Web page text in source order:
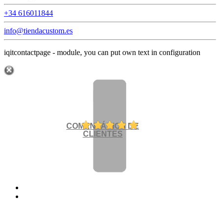
+34 616011844
info@tiendacustom.es
iqitcontactpage - module, you can put own text in configuration
COMENTÁRIOS DE
CLIENTES